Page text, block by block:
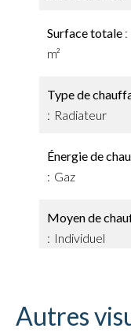
Surface totale
m²
Type de
Radiateur
Énergie de
Gaz
Moyen de
Individuel
Autres